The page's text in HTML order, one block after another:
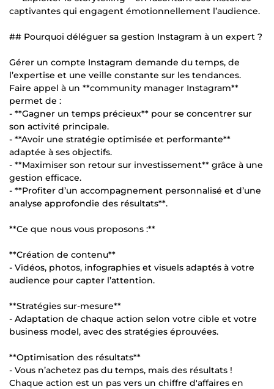
captivantes qui engagent émotionnellement l’audience.
## Pourquoi déléguer sa gestion Instagram à un expert ?
Gérer un compte Instagram demande du temps, de
l’expertise et une veille constante sur les tendances.
Faire appel à un **community manager Instagram**
permet de :
- **Gagner un temps précieux** pour se concentrer sur
son activité principale.
- **Avoir une stratégie optimisée et performante**
adaptée à ses objectifs.
- **Maximiser son retour sur investissement** grâce à une
gestion efficace.
- **Profiter d’un accompagnement personnalisé et d’une
analyse approfondie des résultats**.
**Ce que nous vous proposons :**
**Création de contenu**
- Vidéos, photos, infographies et visuels adaptés à votre
audience pour capter l’attention.
**Stratégies sur-mesure**
- Adaptation de chaque action selon votre cible et votre
business model, avec des stratégies éprouvées.
**Optimisation des résultats**
- Vous n’achetez pas du temps, mais des résultats !
Chaque action est un pas vers un chiffre d'affaires en